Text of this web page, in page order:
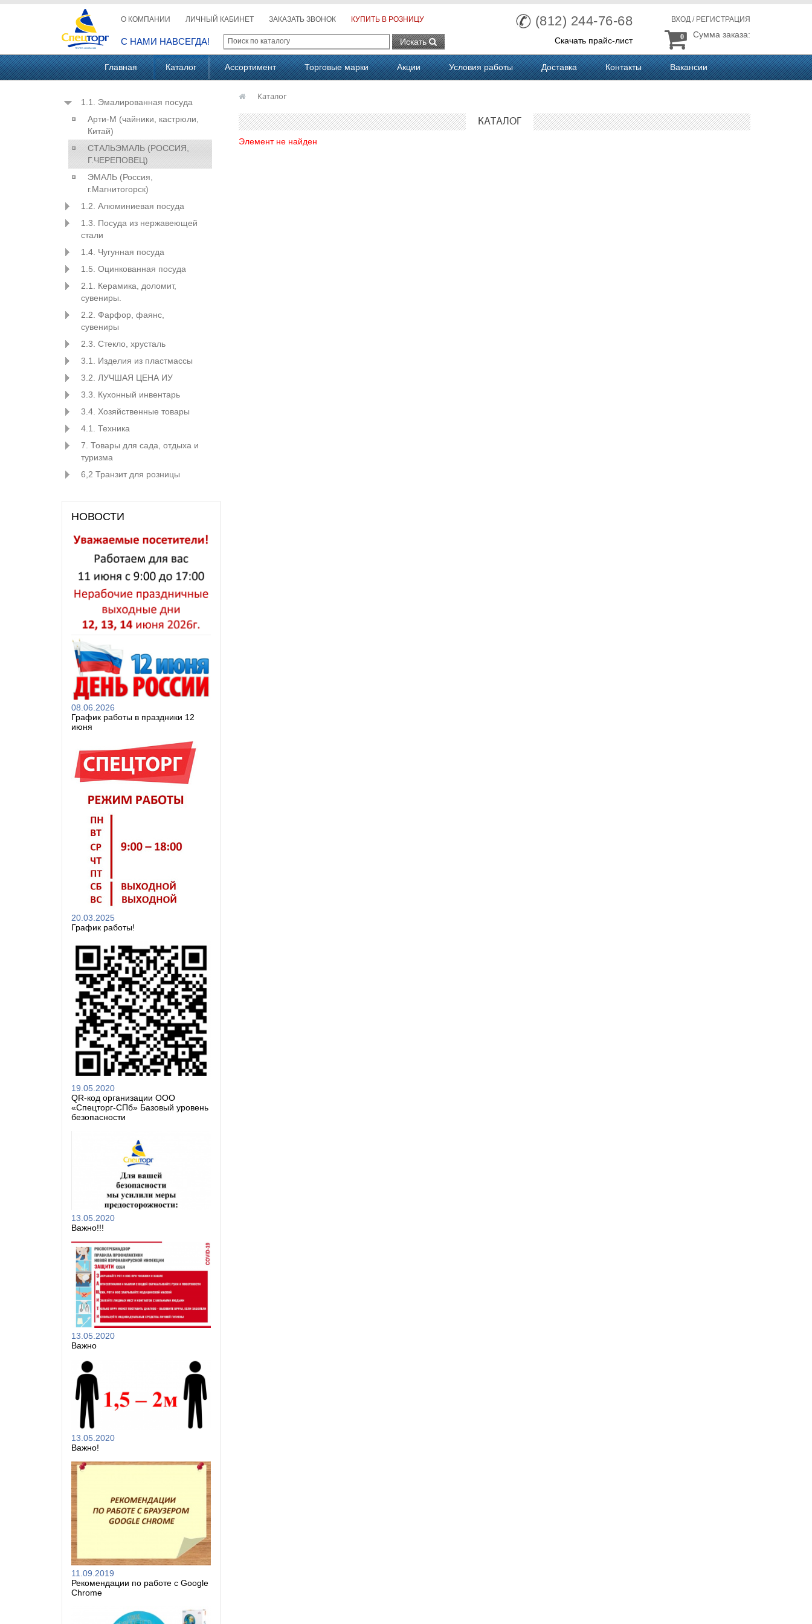
О КОМПАНИИ ЛИЧНЫЙ КАБИНЕТ ЗАКАЗАТЬ ЗВОНОК КУПИТЬ В РОЗНИЦУ
С НАМИ НАВСЕГДА! Искать
(812) 244-76-68
Скачать прайс-лист
ВХОД / РЕГИСТРАЦИЯ
Сумма заказа:
0
Главная Каталог Ассортимент Торговые марки Акции Условия работы Доставка Контакты Вакансии
1.1. Эмалированная посуда
Арти-М (чайники, кастрюли,
Китай)
СТАЛЬЭМАЛЬ (РОССИЯ,
Г.ЧЕРЕПОВЕЦ)
ЭМАЛЬ (Россия,
г.Магнитогорск)
1.2. Алюминиевая посуда
1.3. Посуда из нержавеющей
стали
1.4. Чугунная посуда
1.5. Оцинкованная посуда
2.1. Керамика, доломит,
сувениры.
2.2. Фарфор, фаянс,
сувениры
2.3. Стекло, хрусталь
3.1. Изделия из пластмассы
3.2. ЛУЧШАЯ ЦЕНА ИУ
3.3. Кухонный инвентарь
3.4. Хозяйственные товары
4.1. Техника
7. Товары для сада, отдыха и
туризма
6,2 Транзит для розницы
НОВОСТИ
08.06.2026
График работы в праздники 12
июня
20.03.2025
График работы!
19.05.2020
QR-код организации ООО
«Спецторг-СПб» Базовый уровень
безопасности
13.05.2020
Важно!!!
13.05.2020
Важно
13.05.2020
Важно!
11.09.2019
Рекомендации по работе с Google
Chrome
Каталог
КАТАЛОГ
Элемент не найден